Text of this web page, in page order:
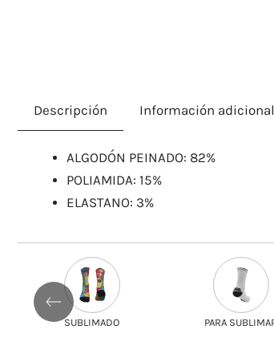
Descripción Información adicional
ALGODÓN PEINADO: 82%
POLIAMIDA: 15%
ELASTANO: 3%
SUBLIMADO PARA SUBLIMAR